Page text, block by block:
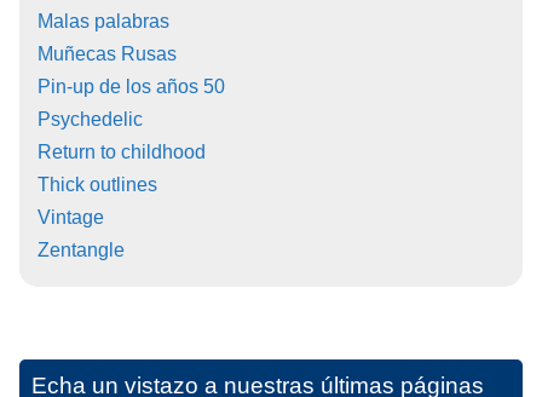
Malas palabras
Muñecas Rusas
Pin-up de los años 50
Psychedelic
Return to childhood
Thick outlines
Vintage
Zentangle
Echa un vistazo a nuestras últimas páginas